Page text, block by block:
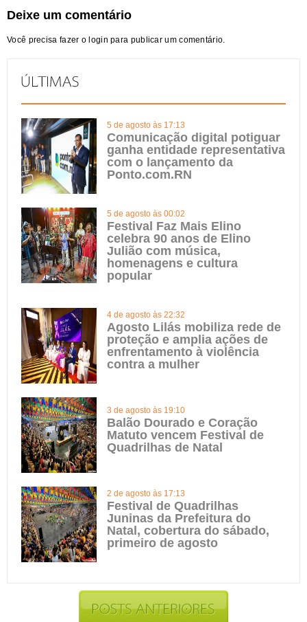
Deixe um comentário
Você precisa fazer o login para publicar um comentário.
5 de agosto às 17:13
Comunicação digital potiguar
ganha entidade representativa
com o lançamento da
Ponto.com.RN
5 de agosto às 00:02
Festival Faz Mais Elino
celebra 90 anos de Elino
Julião com música,
homenagens e cultura
popular
4 de agosto às 22:32
Agosto Lilás mobiliza rede de
proteção e amplia ações de
enfrentamento à violência
contra a mulher
3 de agosto às 19:10
Balão Dourado e Coração
Matuto vencem Festival de
Quadrilhas de Natal
2 de agosto às 17:13
Festival de Quadrilhas
Juninas da Prefeitura do
Natal, cobertura do sábado,
primeiro de agosto